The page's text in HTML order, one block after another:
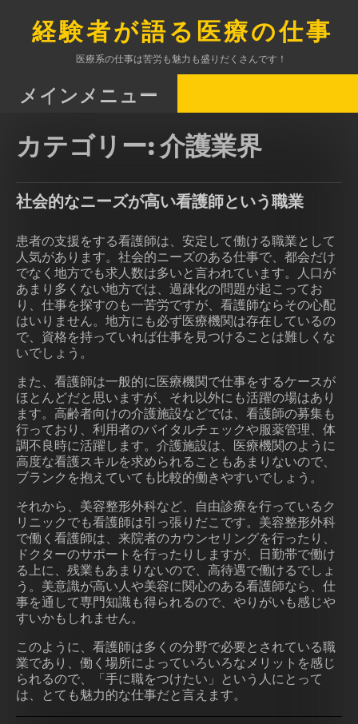
経験者が語る医療の仕事
医療系の仕事は苦労も魅力も盛りだくさんです！
メインメニュー
カテゴリー:介護業界
社会的なニーズが高い看護師という職業
患者の支援をする看護師は、安定して働ける職業として
人気があります。社会的ニーズのある仕事で、都会だけ
でなく地方でも求人数は多いと言われています。人口が
あまり多くない地方では、過疎化の問題が起こってお
り、仕事を探すのも一苦労ですが、看護師ならその心配
はいりません。地方にも必ず医療機関は存在しているの
で、資格を持っていれば仕事を見つけることは難しくな
いでしょう。
また、看護師は一般的に医療機関で仕事をするケースが
ほとんどだと思いますが、それ以外にも活躍の場はあり
ます。高齢者向けの介護施設などでは、看護師の募集も
行っており、利用者のバイタルチェックや服薬管理、体
調不良時に活躍します。介護施設は、医療機関のように
高度な看護スキルを求められることもあまりないので、
ブランクを抱えていても比較的働きやすいでしょう。
それから、美容整形外科など、自由診療を行っているク
リニックでも看護師は引っ張りだこです。美容整形外科
で働く看護師は、来院者のカウンセリングを行ったり、
ドクターのサポートを行ったりしますが、日勤帯で働け
る上に、残業もあまりないので、高待遇で働けるでしょ
う。美意識が高い人や美容に関心のある看護師なら、仕
事を通して専門知識も得られるので、やりがいも感じや
すいかもしれません。
このように、看護師は多くの分野で必要とされている職
業であり、働く場所によっていろいろなメリットを感じ
られるので、「手に職をつけたい」という人にとって
は、とても魅力的な仕事だと言えます。